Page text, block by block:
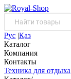
Рус |Қаз
Каталог
Компания
Контакты
Техника для отдыха